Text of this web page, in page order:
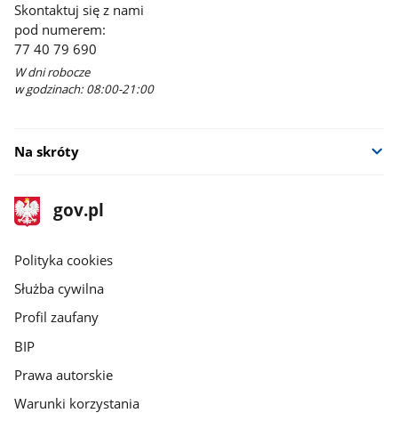
Skontaktuj się z nami
pod numerem:
77 40 79 690
W dni robocze
w godzinach: 08:00-21:00
Na skróty
stopka
gov.pl
Strona
gov.pl
gov.pl
Polityka cookies
Służba cywilna
Profil zaufany
BIP
Prawa autorskie
Warunki korzystania